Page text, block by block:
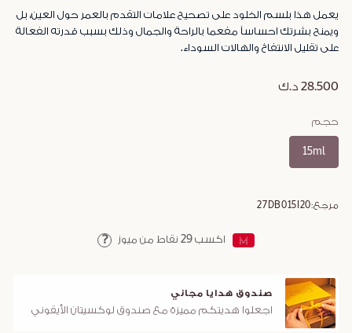
يعمل هذا بلسم الخلود على تصحيح علامات التقدم بالعمر حول العين، بل
ويمنح بشرتك احساساً مفعما بالراحة والجمال وذلك بسبب قدرته الفعالة
على تقليل الانتفاخ والهالات السوداء.
28.500 د.ك
حجم
15ml
مرجع:27DB015I20
اكسب 29نقاط من ميوز
صندوق هدايا مجاني
اجعلوا هديتكم مميزة مع صندوق لوكسيتان الأيقوني